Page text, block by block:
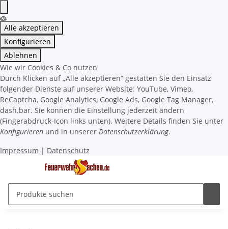
Alle akzeptieren
Konfigurieren
Ablehnen
Wie wir Cookies & Co nutzen
Durch Klicken auf „Alle akzeptieren“ gestatten Sie den Einsatz
folgender Dienste auf unserer Website: YouTube, Vimeo,
ReCaptcha, Google Analytics, Google Ads, Google Tag Manager,
dash.bar. Sie können die Einstellung jederzeit ändern
(Fingerabdruck-Icon links unten). Weitere Details finden Sie unter
Konfigurieren und in unserer Datenschutzerklärung.
Impressum | Datenschutz